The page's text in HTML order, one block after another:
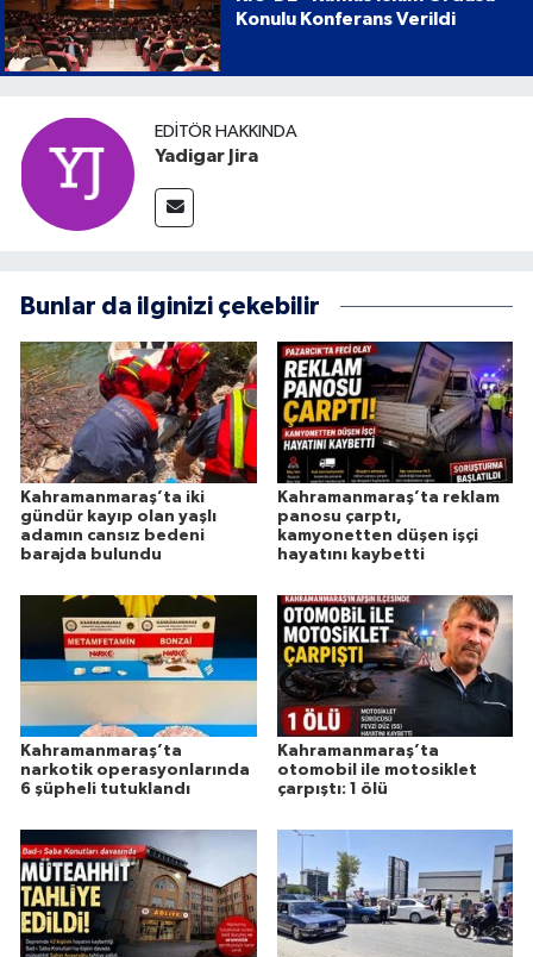
Konulu Konferans Verildi
EDITÖR HAKKINDA
Yadigar Jira
Bunlar da ilginizi çekebilir
Kahramanmaraş’ta iki
gündür kayıp olan yaşlı
adamın cansız bedeni
barajda bulundu
Kahramanmaraş’ta reklam
panosu çarptı,
kamyonetten düşen işçi
hayatını kaybetti
Kahramanmaraş’ta
narkotik operasyonlarında
6 şüpheli tutuklandı
Kahramanmaraş’ta
otomobil ile motosiklet
çarpıştı: 1 ölü